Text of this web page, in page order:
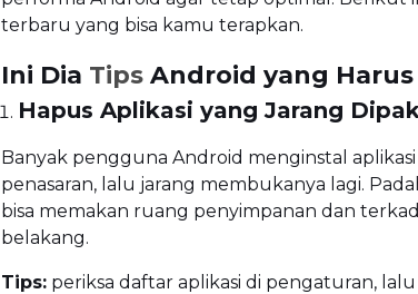
terbaru yang bisa kamu terapkan.
Ini Dia Tips Android yang
Hapus Aplikasi yang Jarang
Banyak pengguna Android menginstal
penasaran, lalu jarang membukanya lagi.
bisa memakan ruang penyimpanan dan
belakang.
Tips: periksa daftar aplikasi di pengaturan,